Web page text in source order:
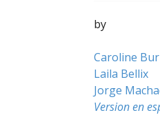
by
Caroline
Laila Bellix
Jorge
Version en